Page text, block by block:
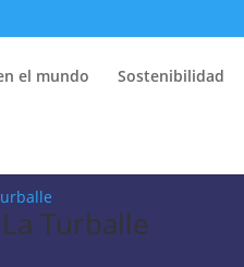
el mundo Sostenibilidad
Turballe